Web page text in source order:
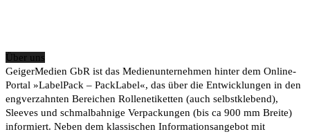
Über uns
GeigerMedien GbR ist das Medienunternehmen hinter dem Online-
Portal »LabelPack – PackLabel«, das über die Entwicklungen in den
engverzahnten Bereichen Rollenetiketten (auch selbstklebend),
Sleeves und schmalbahnige Verpackungen (bis ca 900 mm Breite)
informiert. Neben dem klassischen Informationsangebot mit